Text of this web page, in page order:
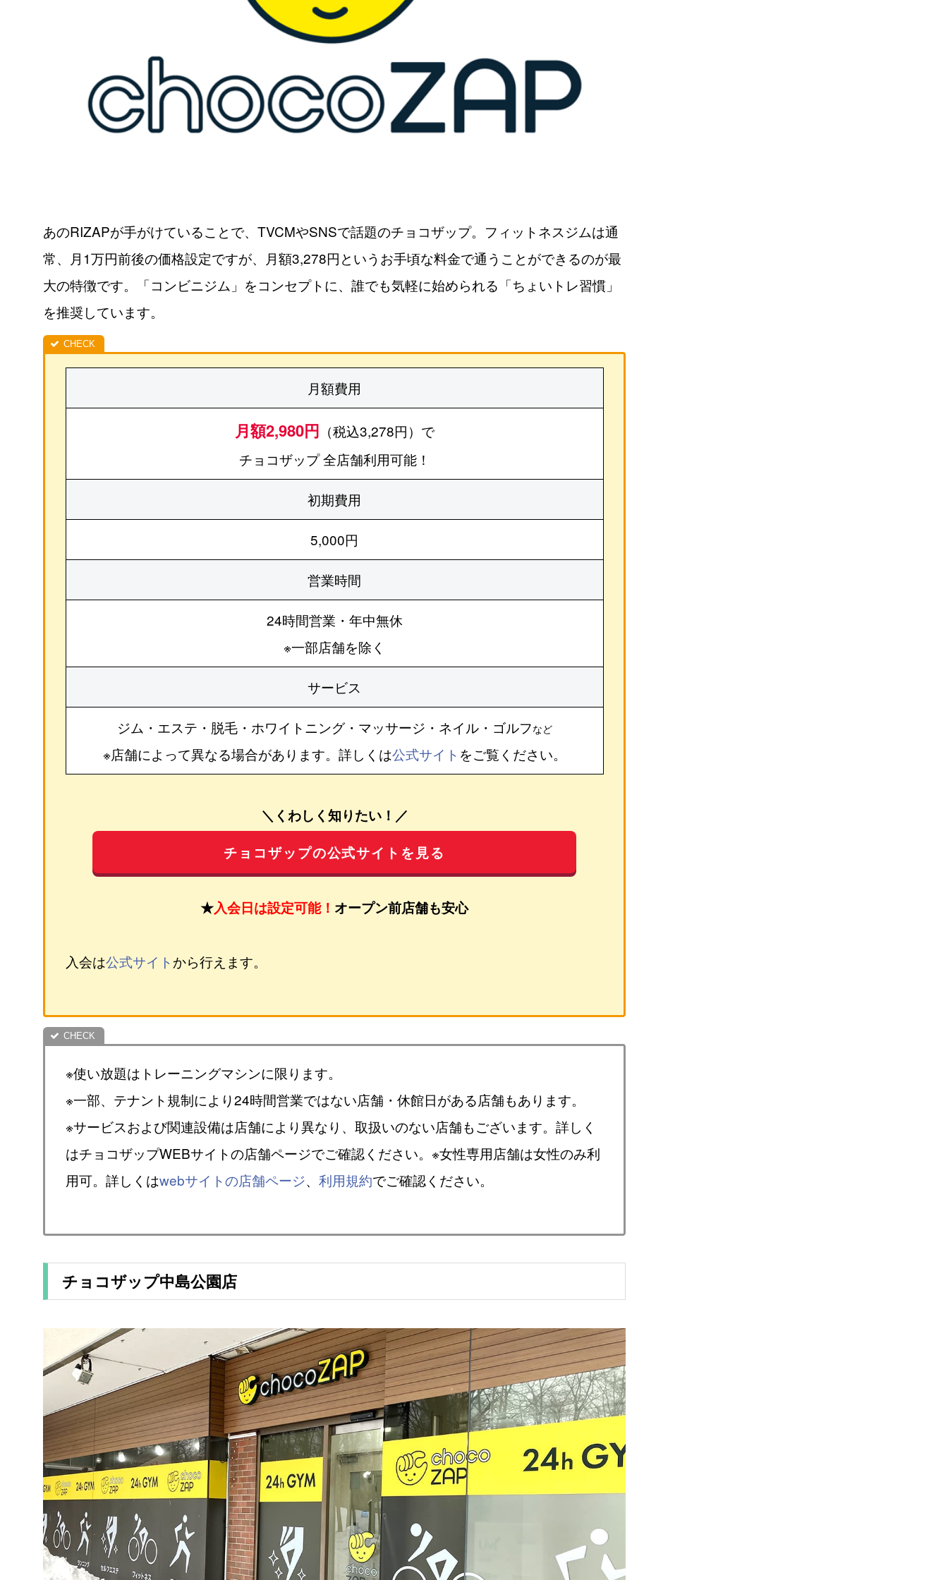
あのRIZAPが手がけていることで、TVCMやSNSで話題のチョコザップ。フィットネスジムは通
常、月1万円前後の価格設定ですが、月額3,278円というお手頃な料金で通うことができるのが最
大の特徴です。「コンビニジム」をコンセプトに、誰でも気軽に始められる「ちょいトレ習慣」
を推奨しています。
月額費用
月額2,980円 （税込3,278円）で
チョコザップ 全店舗利用可能！
初期費用
5,000円
営業時間
24時間営業・年中無休
※一部店舗を除く
サービス
ジム・エステ・脱毛・ホワイトニング・マッサージ・ネイル・ゴルフなど
※店舗によって異なる場合があります。詳しくは公式サイト をご覧ください。
＼くわしく知りたい！／
チョコザップの公式サイトを見る
★入会日は設定可能！ オープン前店舗も安心
入会は公式サイトから行えます。
※使い放題はトレーニングマシンに限ります。
※一部、テナント規制により24時間営業ではない店舗・休館日がある店舗もあります。
※サービスおよび関連設備は店舗により異なり、取扱いのない店舗もございます。詳しく
はチョコザップWEBサイトの店舗ページでご確認ください。※女性専用店舗は女性のみ利
用可。詳しくはwebサイトの店舗ページ、 利用規約でご確認ください。
チョコザップ中島公園店